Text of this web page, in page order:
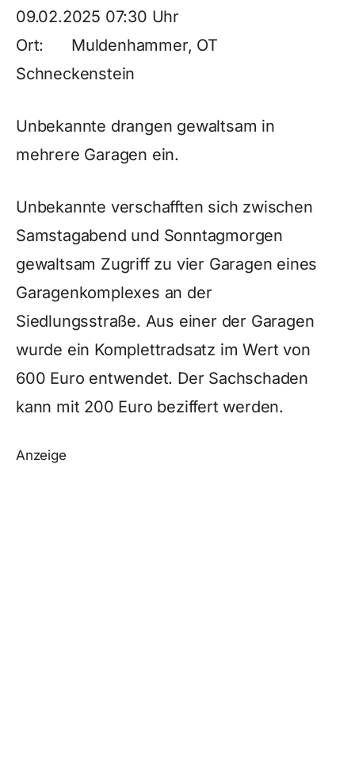
09.02.2025 07:30 Uhr
Ort: Muldenhammer, OT
Schneckenstein
Unbekannte drangen gewaltsam in
mehrere Garagen ein.
Unbekannte verschafften sich zwischen
Samstagabend und Sonntagmorgen
gewaltsam Zugriff zu vier Garagen eines
Garagenkomplexes an der
Siedlungsstraße. Aus einer der Garagen
wurde ein Komplettradsatz im Wert von
600 Euro entwendet. Der Sachschaden
kann mit 200 Euro beziffert werden.
Anzeige